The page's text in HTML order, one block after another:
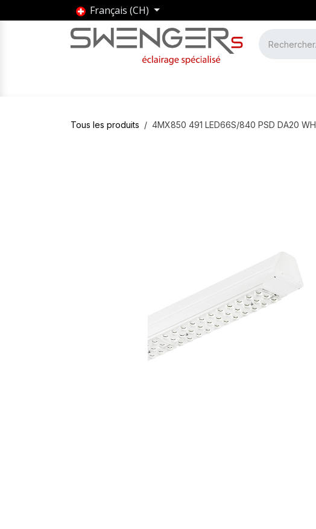
Se rendre au contenu
Français (CH)
Tous les produits 4MX850 491 LED66S/840 PSD DA20 WH